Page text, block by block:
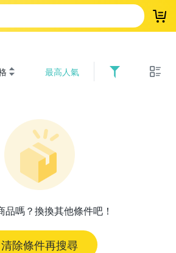
登
最高人氣
品嗎？換換其他條件吧！
清除條件再搜尋